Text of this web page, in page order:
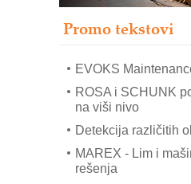
Promo tekstovi
Sigurnije ispitivanje
solarnim
EVOKS
ROSA i SCHUNK
na viši nivo
Detekcija različitih
MAREX - Lim i
rešenja